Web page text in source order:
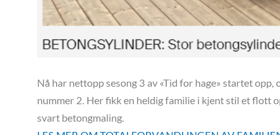
Nå har nettopp sesong 3 av «Tid for hage» startet
nummer 2. Her fikk en heldig familie i kjent stil et flott
svart betongmaling.